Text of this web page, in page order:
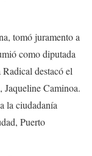
tomó juramento a
como diputada
destacó el
Jaqueline Caminoa.
la ciudadanía
Puerto